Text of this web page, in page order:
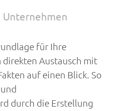
für Ihre
direkten Austausch mit
auf einen Blick. So
durch die Erstellung